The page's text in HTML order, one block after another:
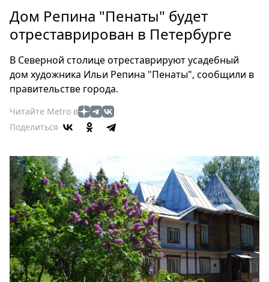
Россия
Мир
Еда
Туризм
Театр
Кино
Книги
Выставки
Пресс-
релизы
О
Metro
Стримы
Дом Репина "Пенаты" будет
отреставрирован в Петербурге
В Северной столице отреставрируют усадебный
дом художника Ильи Репина "Пенаты", сообщили в
правительстве города.
Читайте Metro в
Поделиться